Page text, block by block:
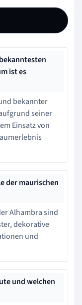
ist es
bekannter
seiner
Einsatz von
der maurischen
Alhambra sind
dekorative
und
und welchen